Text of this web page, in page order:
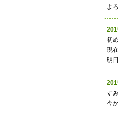
よ
初
現
明
す
今